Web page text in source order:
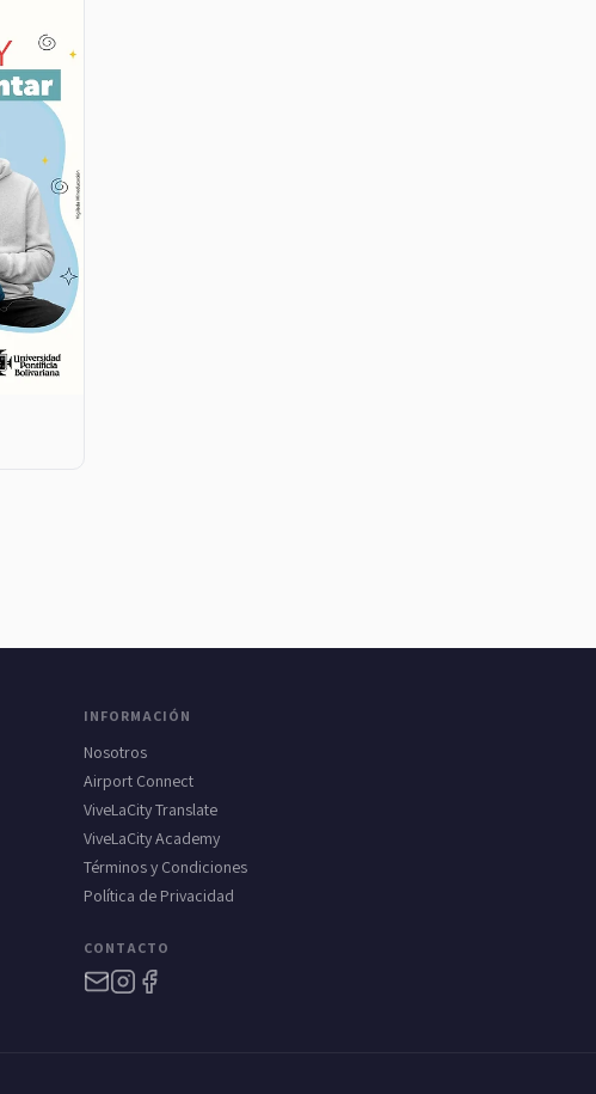
INFORMACIÓN
Nosotros
Airport Connect
ViveLaCity Translate
ViveLaCity Academy
Términos y Condiciones
Política de Privacidad
CONTACTO